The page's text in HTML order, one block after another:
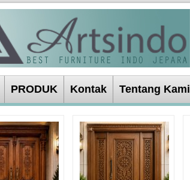
PRODUK Kontak Tentang Kami